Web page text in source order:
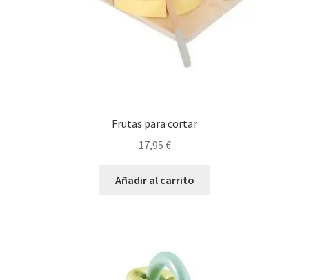
Frutas para cortar
17,95 €
Añadir al carrito